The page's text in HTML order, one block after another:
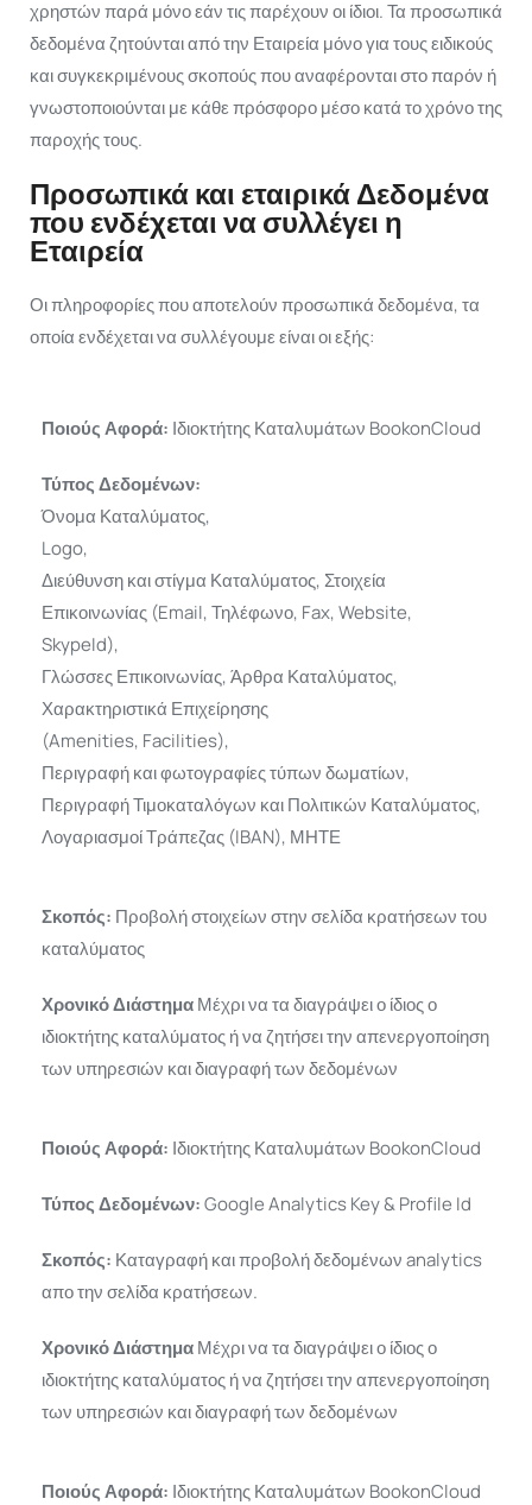
χρηστών παρά μόνο εάν τις παρέχουν οι ίδιοι. Τα προσωπικά
δεδομένα ζητούνται από την Εταιρεία μόνο για τους ειδικούς
και συγκεκριμένους σκοπούς που αναφέρονται στο παρόν ή
γνωστοποιούνται με κάθε πρόσφορο μέσο κατά το χρόνο της
παροχής τους.
Προσωπικά και εταιρικά Δεδομένα
που ενδέχεται να συλλέγει η
Εταιρεία
Οι πληροφορίες που αποτελούν προσωπικά δεδομένα, τα
οποία ενδέχεται να συλλέγουμε είναι οι εξής:
Ποιούς Αφορά: Ιδιοκτήτης Καταλυμάτων BookonCloud
Τύπος Δεδομένων:
Όνομα Καταλύματος,
Logo,
Διεύθυνση και στίγμα Καταλύματος, Στοιχεία
Επικοινωνίας (Email, Τηλέφωνο, Fax, Website,
SkypeId),
Γλώσσες Επικοινωνίας, Άρθρα Καταλύματος,
Χαρακτηριστικά Επιχείρησης
(Amenities, Facilities),
Περιγραφή και φωτογραφίες τύπων δωματίων,
Περιγραφή Τιμοκαταλόγων και Πολιτικών Καταλύματος,
Λογαριασμοί Τράπεζας (IBAN), ΜΗΤΕ
Σκοπός: Προβολή στοιχείων στην σελίδα κρατήσεων του
καταλύματος
Χρονικό ΔιάστημαΜέχρι να τα διαγράψει ο ίδιος ο
ιδιοκτήτης καταλύματος ή να ζητήσει την απενεργοποίηση
των υπηρεσιών και διαγραφή των δεδομένων
Ποιούς Αφορά: Ιδιοκτήτης Καταλυμάτων BookonCloud
Τύπος Δεδομένων:Google Analytics Key & Profile Id
Σκοπός: Καταγραφή και προβολή δεδομένων analytics
απο την σελίδα κρατήσεων.
Χρονικό ΔιάστημαΜέχρι να τα διαγράψει ο ίδιος ο
ιδιοκτήτης καταλύματος ή να ζητήσει την απενεργοποίηση
των υπηρεσιών και διαγραφή των δεδομένων
Ποιούς Αφορά: Ιδιοκτήτης Καταλυμάτων BookonCloud